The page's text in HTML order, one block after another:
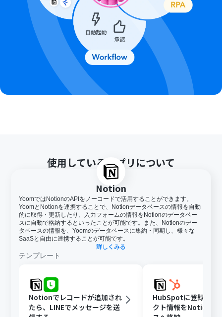
使用しているアプリについて
Notion
YoomではNotionのAPIをノーコードで活用することができます。
YoomとNotionを連携することで、Notionデータベースの情報を自動
的に取得・更新したり、入力フォームの情報をNotionのデータベー
スに自動で格納するといったことが可能です。また、Notionのデー
タベースの情報を、Yoomのデータベースに集約・同期し、様々な
SaaSと自由に連携することが可能です。
詳しくみる
テンプレート
Notionでレコードが追加され
たら、LINEでメッセージを送
HubSpotに登録され
クト情報をNotionデ